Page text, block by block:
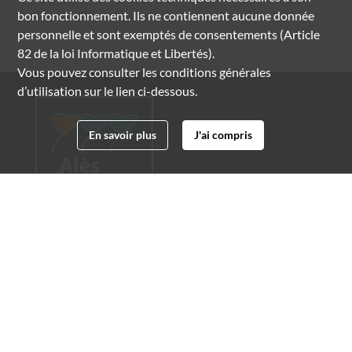
bon fonctionnement. Ils ne contiennent aucune donnée
personnelle et sont exemptés de consentements (Article
82 de la loi Informatique et Libertés).
Vous pouvez consulter les conditions générales
d’utilisation sur le lien ci-dessous.
En savoir plus J'ai compris